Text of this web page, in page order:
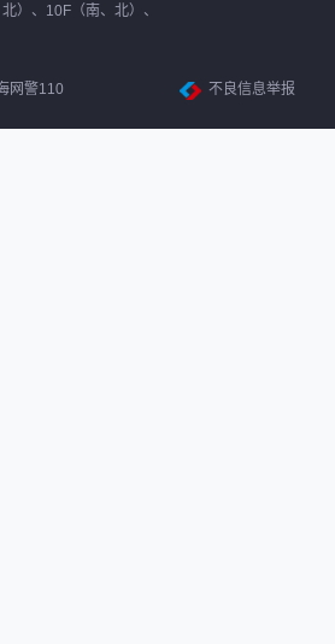
）、10F（南、北）、
网警110 不良信息举报